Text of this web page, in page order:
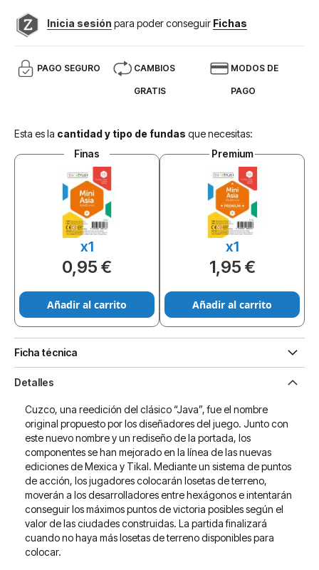
Inicia sesión para poder conseguir Fichas
PAGO SEGURO CAMBIOS
GRATIS
MODOS DE
PAGO
Esta es la cantidad y tipo de fundas que necesitas:
Finas
x1
0,95 €
Añadir al carrito
Premium
x1
1,95 €
Añadir al carrito
Ficha técnica
Detalles
Cuzco, una reedición del clásico “Java”, fue el nombre
original propuesto por los diseñadores del juego. Junto con
este nuevo nombre y un rediseño de la portada, los
componentes se han mejorado en la línea de las nuevas
ediciones de Mexica y Tikal. Mediante un sistema de puntos
de acción, los jugadores colocarán losetas de terreno,
moverán a los desarrolladores entre hexágonos e intentarán
conseguir los máximos puntos de victoria posibles según el
valor de las ciudades construidas. La partida finalizará
cuando no haya más losetas de terreno disponibles para
colocar.